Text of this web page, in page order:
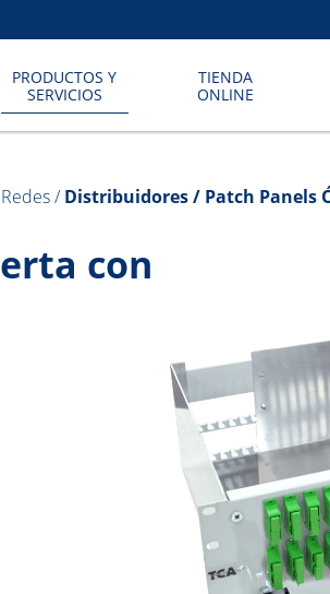
PRODUCTOS Y
SERVICIOS
TIENDA
ONLINE
/Distribuidores / Patch Panels
con